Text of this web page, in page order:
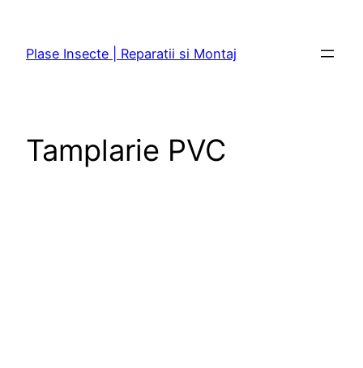
conținut
Plase Insecte | Reparatii si Montaj
Tamplarie PVC